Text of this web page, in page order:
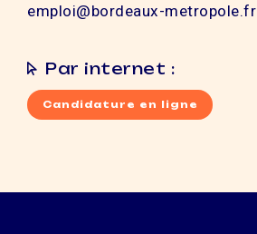
emploi@bordeaux-metropole.fr
Par internet :
Candidature en ligne